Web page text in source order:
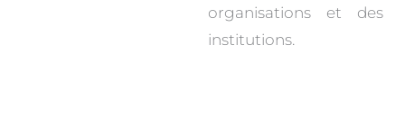
organisations et des
institutions.